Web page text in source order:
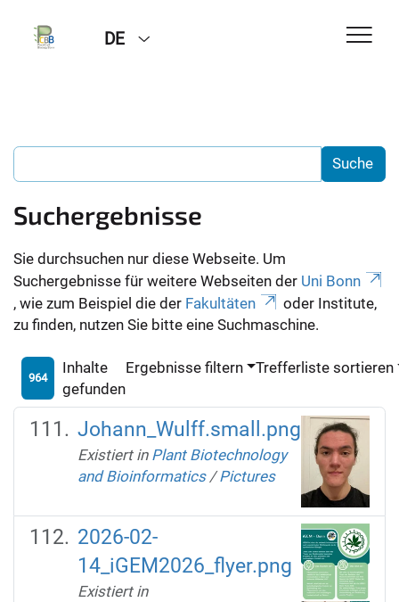
DE
Suchergebnisse
Sie durchsuchen nur diese Webseite. Um
Suchergebnisse für weitere Webseiten der Uni Bonn
, wie zum Beispiel die der Fakultäten
oder Institute,
zu finden, nutzen Sie bitte eine Suchmaschine.
964
Inhalte
gefunden
Ergebnisse filtern Trefferliste sortieren
Johann_Wulff.small.png
Existiert in Plant Biotechnology
and Bioinformatics /Pictures
2026-02-
14_iGEM2026_flyer.png
Existiert in